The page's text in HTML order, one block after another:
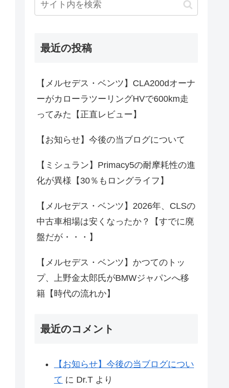
最近の投稿
【メルセデス・ベンツ】CLA200dオーナ
ーがカローラツーリングHVで600km走
ってみた【正直レビュー】
【お知らせ】今後の当ブログについて
【ミシュラン】Primacy5の耐摩耗性の進
化が異様【30％もロングライフ】
【メルセデス・ベンツ】2026年、CLSの
中古車相場は安くなったか？【すでに廃
盤だが・・・】
【メルセデス・ベンツ】かつてのトッ
プ、上野金太郎氏がBMWジャパンへ移
籍【時代の流れか】
最近のコメント
【お知らせ】今後の当ブログについ
て に Dr.T より